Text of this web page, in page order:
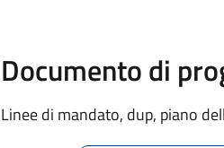
Documento di
Linee di mandato, dup, piano